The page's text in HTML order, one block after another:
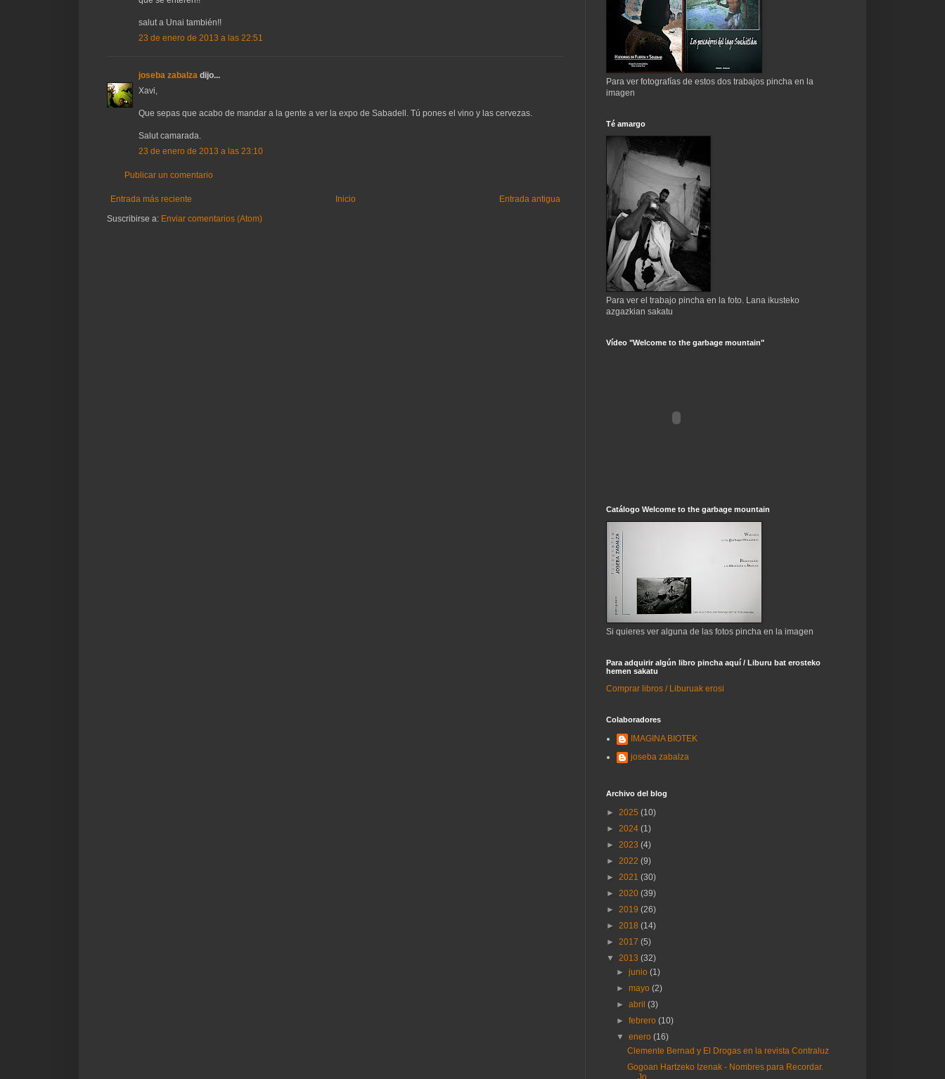
salut a Unai también!!
23 de enero de 2013 a las 22:51
joseba zabalza dijo...
Xavi,
Que sepas que acabo de mandar a la gente a ver la expo de Sabadell. Tú pones el vino y las cervezas.
Salut camarada.
23 de enero de 2013 a las 23:10
Publicar un comentario
Entrada más reciente Entrada antigua
Inicio
Suscribirse a: Enviar comentarios (Atom)
Para ver fotografías de estos dos trabajos pincha en la
imagen
Té amargo
Para ver el trabajo pincha en la foto. Lana ikusteko
azgazkian sakatu
Vídeo "Welcome to the garbage mountain"
Catálogo Welcome to the garbage mountain
Si quieres ver alguna de las fotos pincha en la imagen
Para adquirir algún libro pincha aquí / Liburu bat erosteko
hemen sakatu
Comprar libros / Liburuak erosi
Colaboradores
IMAGINA BIOTEK
joseba zabalza
Archivo del blog
► 2025 (10)
► 2024 (1)
► 2023 (4)
► 2022 (9)
► 2021 (30)
► 2020 (39)
► 2019 (26)
► 2018 (14)
► 2017 (5)
▼ 2013 (32)
►junio(1)
►mayo(2)
►abril(3)
►febrero(10)
▼enero(16)
Clemente Bernad y El Drogas en la revista Contraluz
Gogoan Hartzeko Izenak - Nombres para Recordar.
Jo...